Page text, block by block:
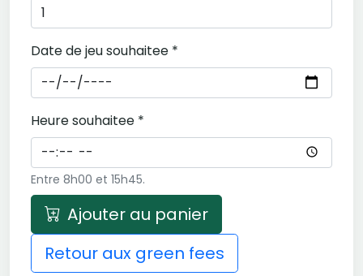
Date de jeu souhaitee *
Heure souhaitee *
Entre 8h00 et 15h45.
Ajouter au panier
Retour aux green fees